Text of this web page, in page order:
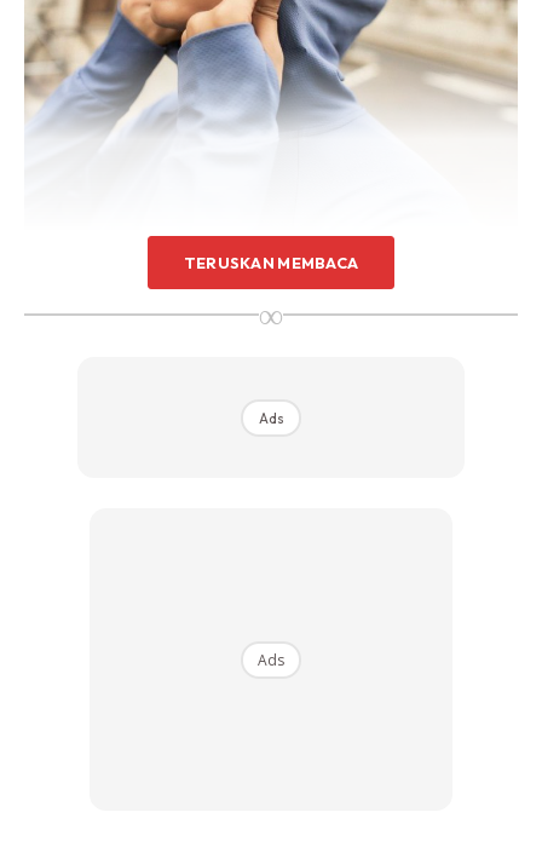
“Tujuan pelancaran kami ini adalah untuk memastikan para
untuk kegunaan harian mereka. Dengan anak tudung kami,
tiada apa yang perlu dirisaukan lagi. Mereka hanya perlu
TERUSKAN MEMBACA
∞
Ads
Ads